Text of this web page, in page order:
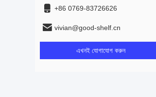
+86 0769-83726626
vivian@good-shelf.cn
এখনই যোগাযোগ করুন